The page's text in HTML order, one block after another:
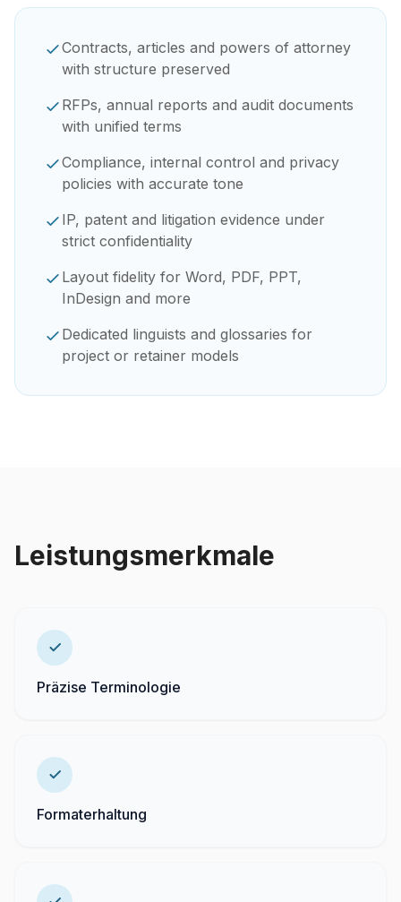
Contracts, articles and powers of attorney
with structure preserved
RFPs, annual reports and audit documents
with unified terms
Compliance, internal control and privacy
policies with accurate tone
IP, patent and litigation evidence under
strict confidentiality
Layout fidelity for Word, PDF, PPT,
InDesign and more
Dedicated linguists and glossaries for
project or retainer models
Leistungsmerkmale
Präzise Terminologie
Formaterhaltung